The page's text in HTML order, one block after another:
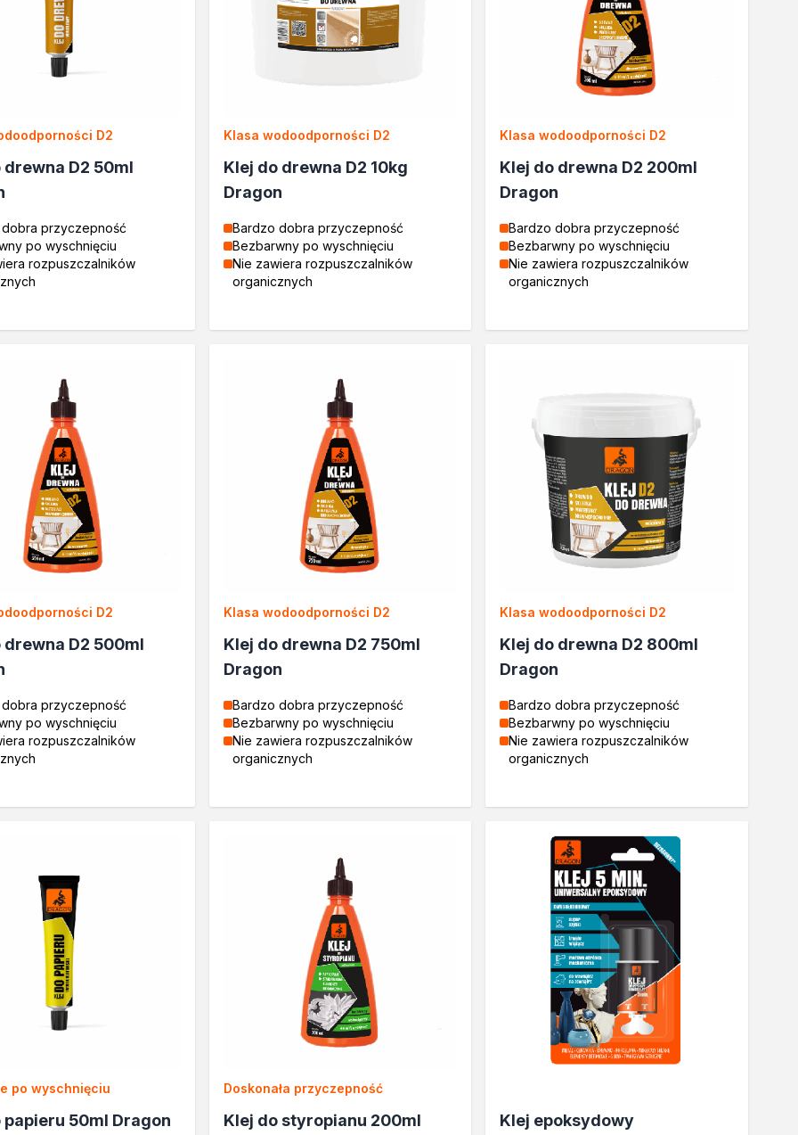
D2
drewna D2 50ml
przyczepność
po wyschnięciu
rozpuszczalników
Klasa wodoodporności D2
Klej do drewna D2 10kg
Dragon
Bardzo dobra przyczepność
Bezbarwny po wyschnięciu
Nie zawiera rozpuszczalników
organicznych
Klasa wodoodporności D2
Klej do drewna D2 200ml
Dragon
Bardzo dobra przyczepność
Bezbarwny po wyschnięciu
Nie zawiera rozpuszczalników
organicznych
D2
drewna D2 500ml
przyczepność
po wyschnięciu
rozpuszczalników
Klasa wodoodporności D2
Klej do drewna D2 750ml
Dragon
Bardzo dobra przyczepność
Bezbarwny po wyschnięciu
Nie zawiera rozpuszczalników
organicznych
Klasa wodoodporności D2
Klej do drewna D2 800ml
Dragon
Bardzo dobra przyczepność
Bezbarwny po wyschnięciu
Nie zawiera rozpuszczalników
organicznych
po wyschnięciu
papieru 50ml Dragon
Doskonała przyczepność
Klej do styropianu 200ml
Klej epoksydowy